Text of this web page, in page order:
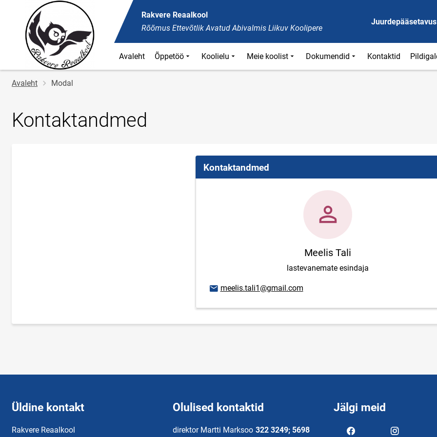
Rakvere Reaalkool
Rõõmus Ettevõtlik Avatud Abivalmis Liikuv Koolipere
Juurdepääsetavus
Avaleht Õppetöö Koolielu Meie koolist Dokumendid Kontaktid
Jälglink
Avaleht Modal
Kontaktandmed
Kontaktandmed
Meelis Tali
lastevanemate esindaja
E-posti aadress
meelis.tali1@gmail.com
Üldine kontakt
Rakvere Reaalkool
Olulised kontaktid
direktor Martti Marksoo 322 3249; 5698
Jälgi meid